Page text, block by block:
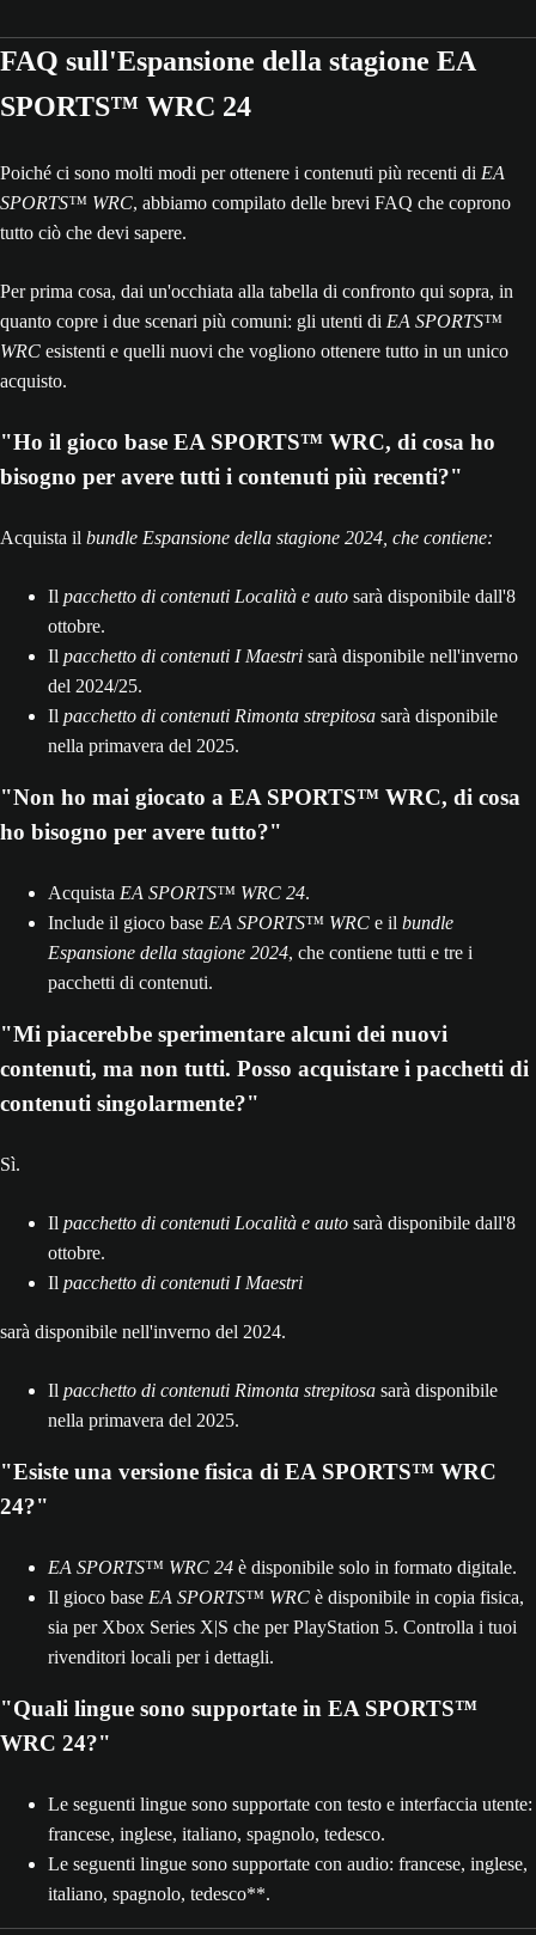
FAQ sull'Espansione della stagione EA
SPORTS™ WRC 24
Poiché ci sono molti modi per ottenere i contenuti più recenti di EA
SPORTS™ WRC, abbiamo compilato delle brevi FAQ che coprono
tutto ciò che devi sapere.
Per prima cosa, dai un'occhiata alla tabella di confronto qui sopra, in
quanto copre i due scenari più comuni: gli utenti di EA SPORTS™
WRC esistenti e quelli nuovi che vogliono ottenere tutto in un unico
acquisto.
"Ho il gioco base EA SPORTS™ WRC, di cosa ho
bisogno per avere tutti i contenuti più recenti?"
Acquista il bundle Espansione della stagione 2024, che contiene:
Il pacchetto di contenuti Località e auto sarà disponibile dall'8
ottobre.
Il pacchetto di contenuti I Maestri sarà disponibile nell'inverno
del 2024/25.
Il pacchetto di contenuti Rimonta strepitosa sarà disponibile
nella primavera del 2025.
"Non ho mai giocato a EA SPORTS™ WRC, di cosa
ho bisogno per avere tutto?"
Acquista EA SPORTS™ WRC 24.
Include il gioco base EA SPORTS™ WRC e il bundle
Espansione della stagione 2024, che contiene tutti e tre i
pacchetti di contenuti.
"Mi piacerebbe sperimentare alcuni dei nuovi
contenuti, ma non tutti. Posso acquistare i pacchetti di
contenuti singolarmente?"
Sì.
Il pacchetto di contenuti Località e auto sarà disponibile dall'8
ottobre.
Il pacchetto di contenuti I Maestri
sarà disponibile nell'inverno del 2024.
Il pacchetto di contenuti Rimonta strepitosa sarà disponibile
nella primavera del 2025.
"Esiste una versione fisica di EA SPORTS™ WRC
24?"
EA SPORTS™ WRC 24 è disponibile solo in formato digitale.
Il gioco base EA SPORTS™ WRC è disponibile in copia fisica,
sia per Xbox Series X|S che per PlayStation 5. Controlla i tuoi
rivenditori locali per i dettagli.
"Quali lingue sono supportate in EA SPORTS™
WRC 24?"
Le seguenti lingue sono supportate con testo e interfaccia utente:
francese, inglese, italiano, spagnolo, tedesco.
Le seguenti lingue sono supportate con audio: francese, inglese,
italiano, spagnolo, tedesco**.